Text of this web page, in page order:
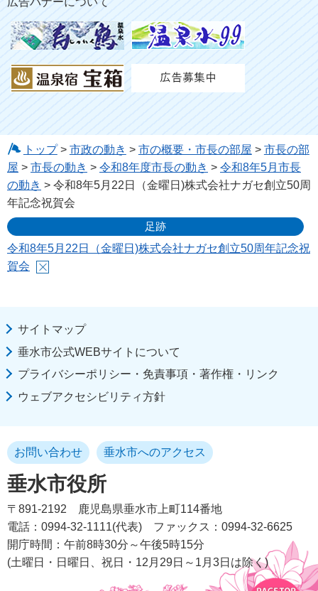
トップ> 市政の動き > 市の概要・市長の部屋 > 市長の部
屋 > 市長の動き > 令和8年度市長の動き > 令和8年5月市長
の動き > 令和8年5月22日（金曜日)株式会社ナガセ創立50周
年記念祝賀会
足跡
令和8年5月22日（金曜日)株式会社ナガセ創立50周年記念祝
賀会
サイトマップ
垂水市公式WEBサイトについて
プライバシーポリシー・免責事項・著作権・リンク
ウェブアクセシビリティ方針
垂水市役所
お問い合わせ 垂水市へのアクセス
〒891-2192
鹿児島県垂水市上町114番地
電話：0994-32-1111(代表)
ファックス：0994-32-6625
開庁時間：午前8時30分～午後5時15分
(土曜日・日曜日、祝日・12月29日～1月3日は除く)